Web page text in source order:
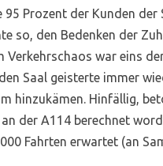
95 Prozent der Kunden
so, den Bedenken der
Verkehrschaos war eins
Saal geisterte immer
hinzukämen. Hinfällig,
der A114 berechnet
Fahrten erwartet (an